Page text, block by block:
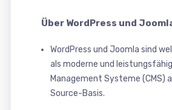
Über WordPress und
WordPress und Joomla sind
als moderne und
Management Systeme (CMS)
Source-Basis.